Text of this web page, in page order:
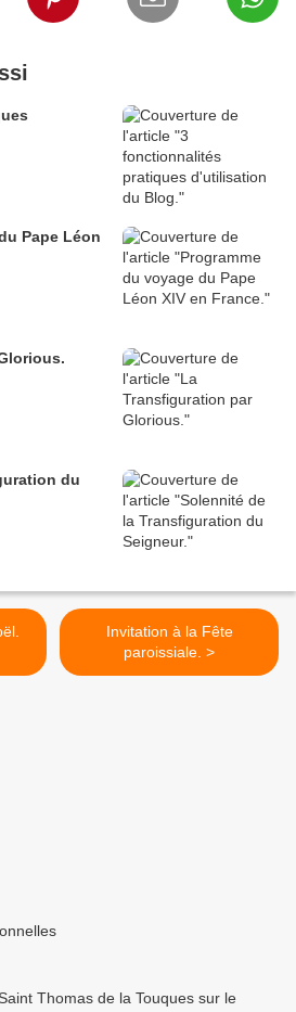
Pape Léon
du
Invitation à la Fête
paroissiale. >
Thomas de la Touques sur le